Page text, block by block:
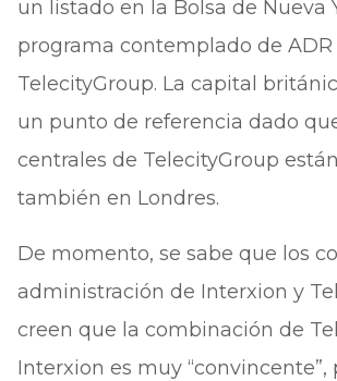
un listado en la Bolsa de Nueva
programa contemplado de
TelecityGroup. La capital
un punto de referencia dado
centrales de TelecityGroup
también en Londres.
De momento, se sabe que los
administración de Interxion y
creen que la combinación de
Interxion es muy “convincente”,